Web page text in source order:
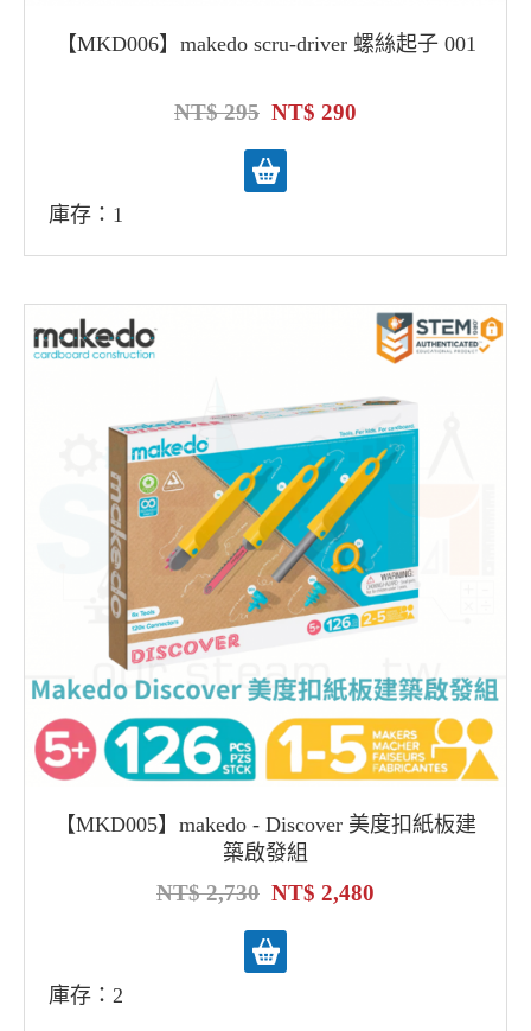
【MKD006】makedo scru-driver 螺絲起子 001
295 290
庫存：1
【MKD005】makedo - Discover 美度扣紙板建
築啟發組
2,730 2,480
庫存：2